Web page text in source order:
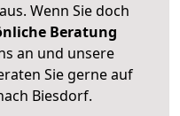
Wenn Sie doch
Beratung
an und unsere
Sie gerne auf
Biesdorf.